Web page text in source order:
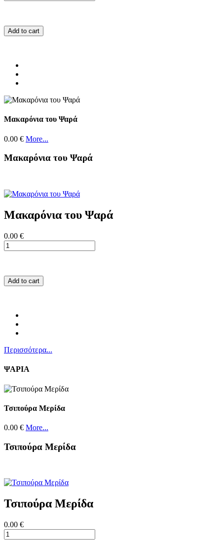
Add to cart
Μακαρόνια του Ψαρά
0.00 € More...
Μακαρόνια του Ψαρά
Μακαρόνια του Ψαρά
0.00 €
Add to cart
Περισσότερα...
ΨΑΡΙΑ
Τσιπούρα Μερίδα
0.00 € More...
Τσιπούρα Μερίδα
Τσιπούρα Μερίδα
0.00 €